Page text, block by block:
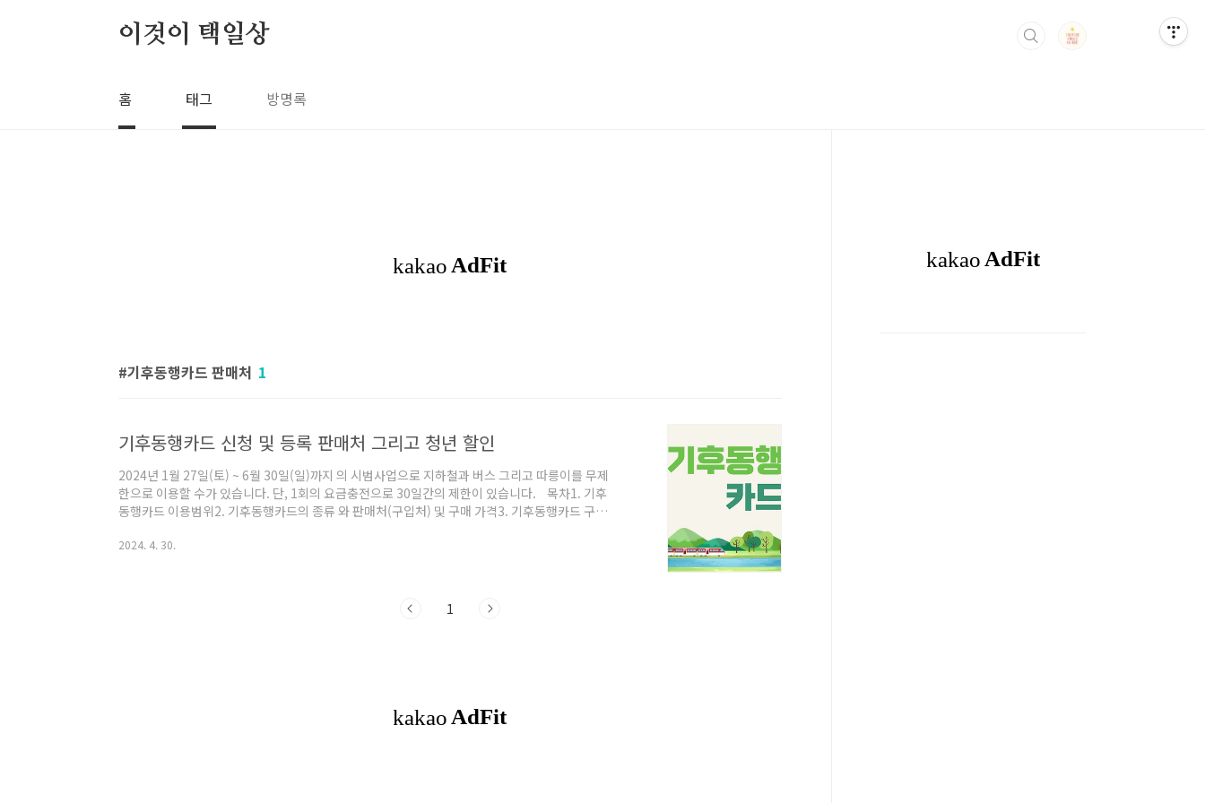
이것이 택일상
홈 태그 방명록
기후동행카드 판매처 1
기후동행카드 신청 및 등록 판매처 그리고 청년 할인
2024년 1월 27일(토) ~ 6월 30일(일)까지 의 시범사업으로 지하철과 버스 그리고 따릉이를 무제
한으로 이용할 수가 있습니다. 단, 1회의 요금충전으로 30일간의 제한이 있습니다. 목차1. 기후
동행카드 이용범위2. 기후동행카드의 종류 와 판매처(구입처) 및 구매 가격3. 기후동행카드 구매
과 김포골드라인, 서울시 면허 시내·마을버스, 따릉이까지 이용이 제한됩니다. 신분당선, 서울지
2024. 4. 30.
1